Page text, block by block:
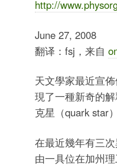
http://
June 27, 2008
翻译：fsj，来自
天文學家最近宣
現了一種新奇的
克星（quark star）
在最近幾年有三
由一具位在加州